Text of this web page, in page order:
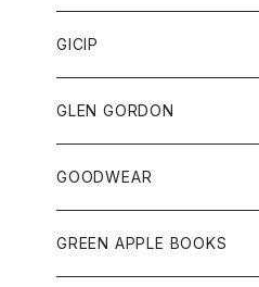
ボトム
パーカー
グッズ
ネクタイ
チーフ
トップス
シャツ
タンクトップ
ボトム
ショートパンツ
レディース
靴
サンダル
GICIP
トップス
Tシャツ
GLEN GORDON
グッズ
手袋
GOODWEAR
トップス
GREEN APPLE BOOKS